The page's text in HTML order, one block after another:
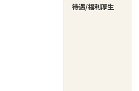
待遇/福利厚生